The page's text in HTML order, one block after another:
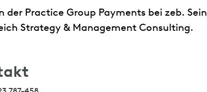
Practice Group Payments bei zeb. Sein
Strategy & Management Consulting.